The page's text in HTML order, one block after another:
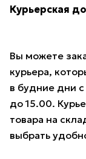
Курьерская
Вы можете
курьера,
в будние дни
до 15.00.
товара на
выбрать